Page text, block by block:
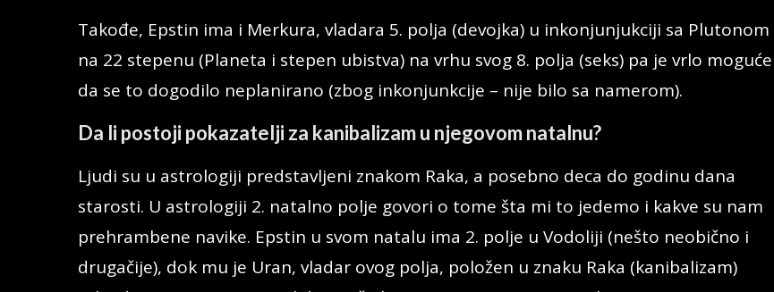
Takođe, Epstin ima i Merkura, vladara 5. polja (devojka) u inkonjunjukciji sa Plutonom
na 22 stepenu (Planeta i stepen ubistva) na vrhu svog 8. polja (seks) pa je vrlo moguće
da se to dogodilo neplanirano (zbog inkonjunkcije – nije bilo sa namerom).
Da li postoji pokazatelji za kanibalizam u njegovom natalnu?
Ljudi su u astrologiji predstavljeni znakom Raka, a posebno deca do godinu dana
starosti. U astrologiji 2. natalno polje govori o tome šta mi to jedemo i kakve su nam
prehrambene navike. Epstin u svom natalu ima 2. polje u Vodoliji (nešto neobično i
drugačije), dok mu je Uran, vladar ovog polja, položen u znaku Raka (kanibalizam)